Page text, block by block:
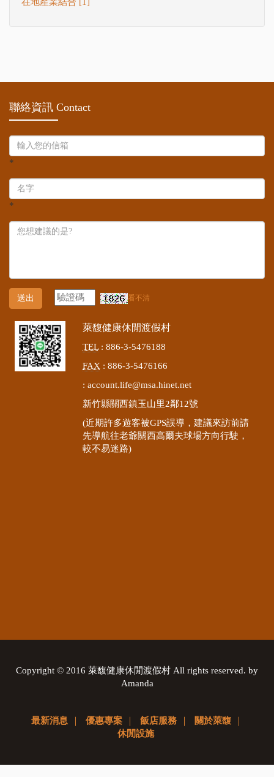
聯絡資訊 Contact
*
*
送出 看不清
萊馥健康休閒渡假村
TEL: 886-3-5476188
FAX : 886-3-5476166
: account.life@msa.hinet.net
新竹縣關西鎮玉山里2鄰12號
(近期許多遊客被GPS誤導，建議來訪前請
先導航往老爺關西高爾夫球場方向行駛，
較不易迷路)
Copyright © 2016 萊馥健康休閒渡假村 All rights reserved. by
Amanda
最新消息 優惠專案 飯店服務 關於萊馥
休閒設施